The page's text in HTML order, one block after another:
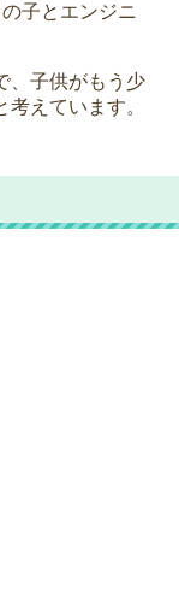
子とエンジニ
、子供がもう少
えています。